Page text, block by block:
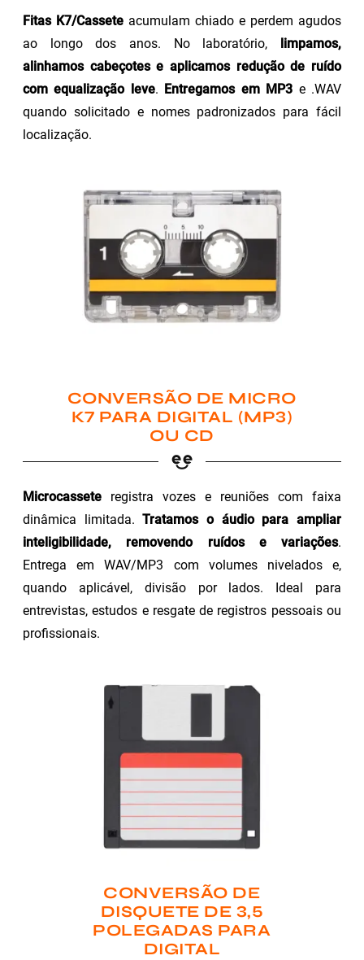
Fitas K7/Cassete acumulam chiado e perdem agudos
ao longo dos anos. No laboratório, limpamos,
alinhamos cabeçotes e aplicamos redução de ruído
com equalização leve. Entregamos em MP3 e .WAV
quando solicitado e nomes padronizados para fácil
localização.
CONVERSÃO DE MICRO
K7 PARA DIGITAL (MP3)
OU CD
Microcassete registra vozes e reuniões com faixa
dinâmica limitada.Tratamos o áudio para ampliar
inteligibilidade, removendo ruídos e variações.
Entrega em WAV/MP3 com volumes nivelados e,
quando aplicável, divisão por lados. Ideal para
entrevistas, estudos e resgate de registros pessoais ou
profissionais.
CONVERSÃO DE
DISQUETE DE 3,5
POLEGADAS PARA
DIGITAL